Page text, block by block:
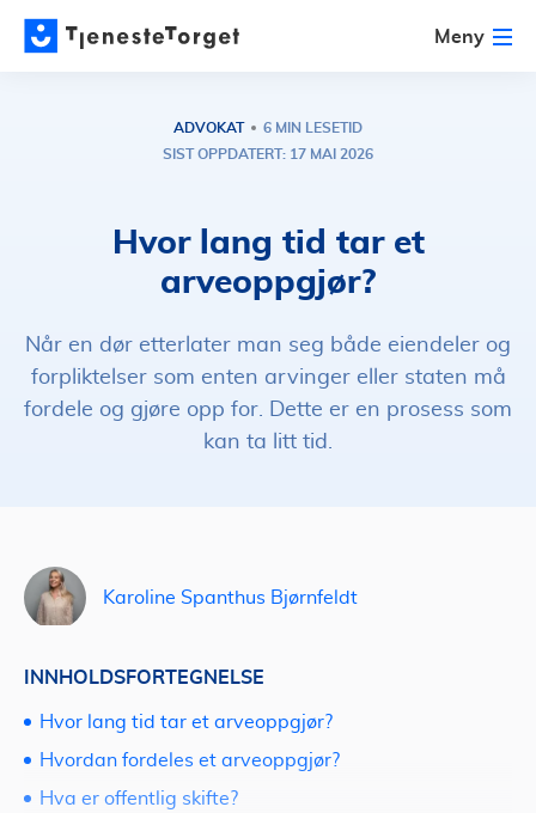
Meny
ADVOKAT
6 MIN LESETID
SIST OPPDATERT: 17 MAI 2026
Hvor lang tid tar et
arveoppgjør?
Når en dør etterlater man seg både eiendeler og
forpliktelser som enten arvinger eller staten må
fordele og gjøre opp for. Dette er en prosess som
kan ta litt tid.
Karoline Spanthus Bjørnfeldt
INNHOLDSFORTEGNELSE
Hvor lang tid tar et arveoppgjør?
Hvordan fordeles et arveoppgjør?
Hva er offentlig skifte?